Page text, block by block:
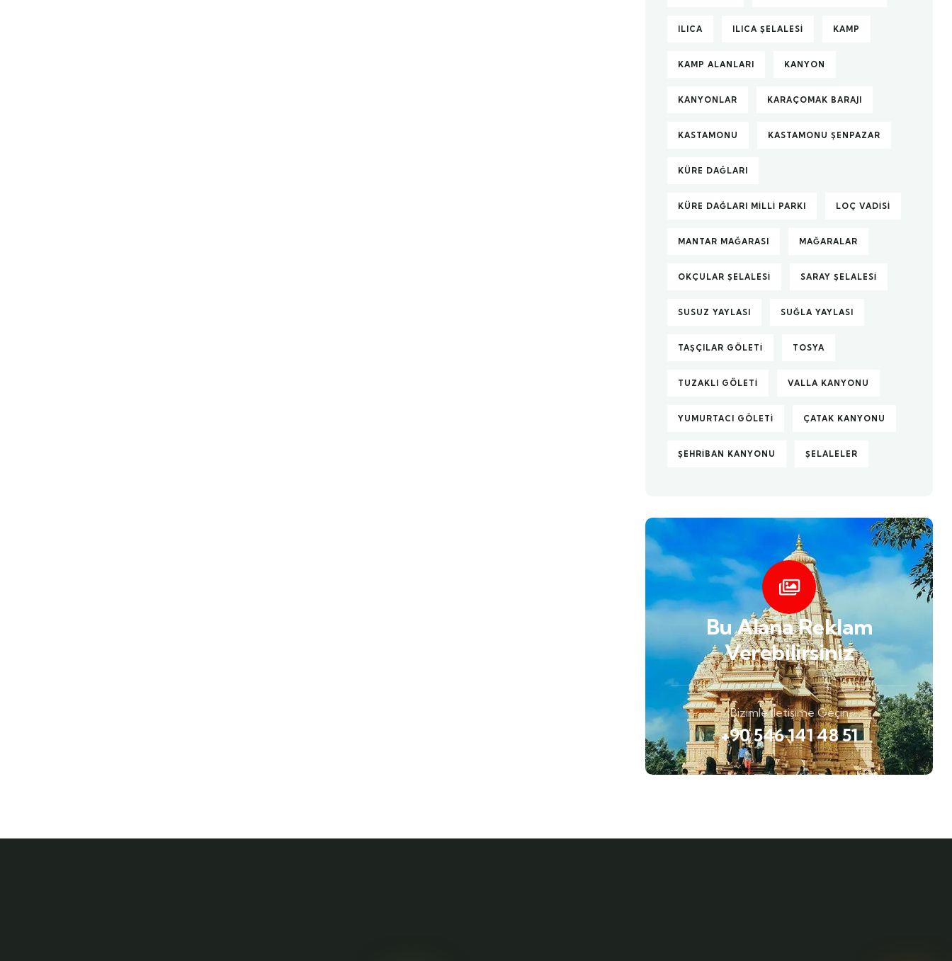
ILICA ILICA ŞELALESI KAMP
KAMP ALANLARI KANYON
KANYONLAR KARAÇOMAK BARAJI
KASTAMONU KASTAMONU ŞENPAZAR
KÜRE DAĞLARI
KÜRE DAĞLARI MILLI PARKI LOÇ VADISI
MANTAR MAĞARASI MAĞARALAR
OKÇULAR ŞELALESI SARAY ŞELALESI
SUSUZ YAYLASI SUĞLA YAYLASI
TAŞÇILAR GÖLETI TOSYA
TUZAKLI GÖLETI VALLA KANYONU
YUMURTACI GÖLETI ÇATAK KANYONU
ŞEHRIBAN KANYONU ŞELALELER
Bu Alana Reklam
Verebilirsiniz
Bizimle İletişime Geçin
+90 546 141 48 51